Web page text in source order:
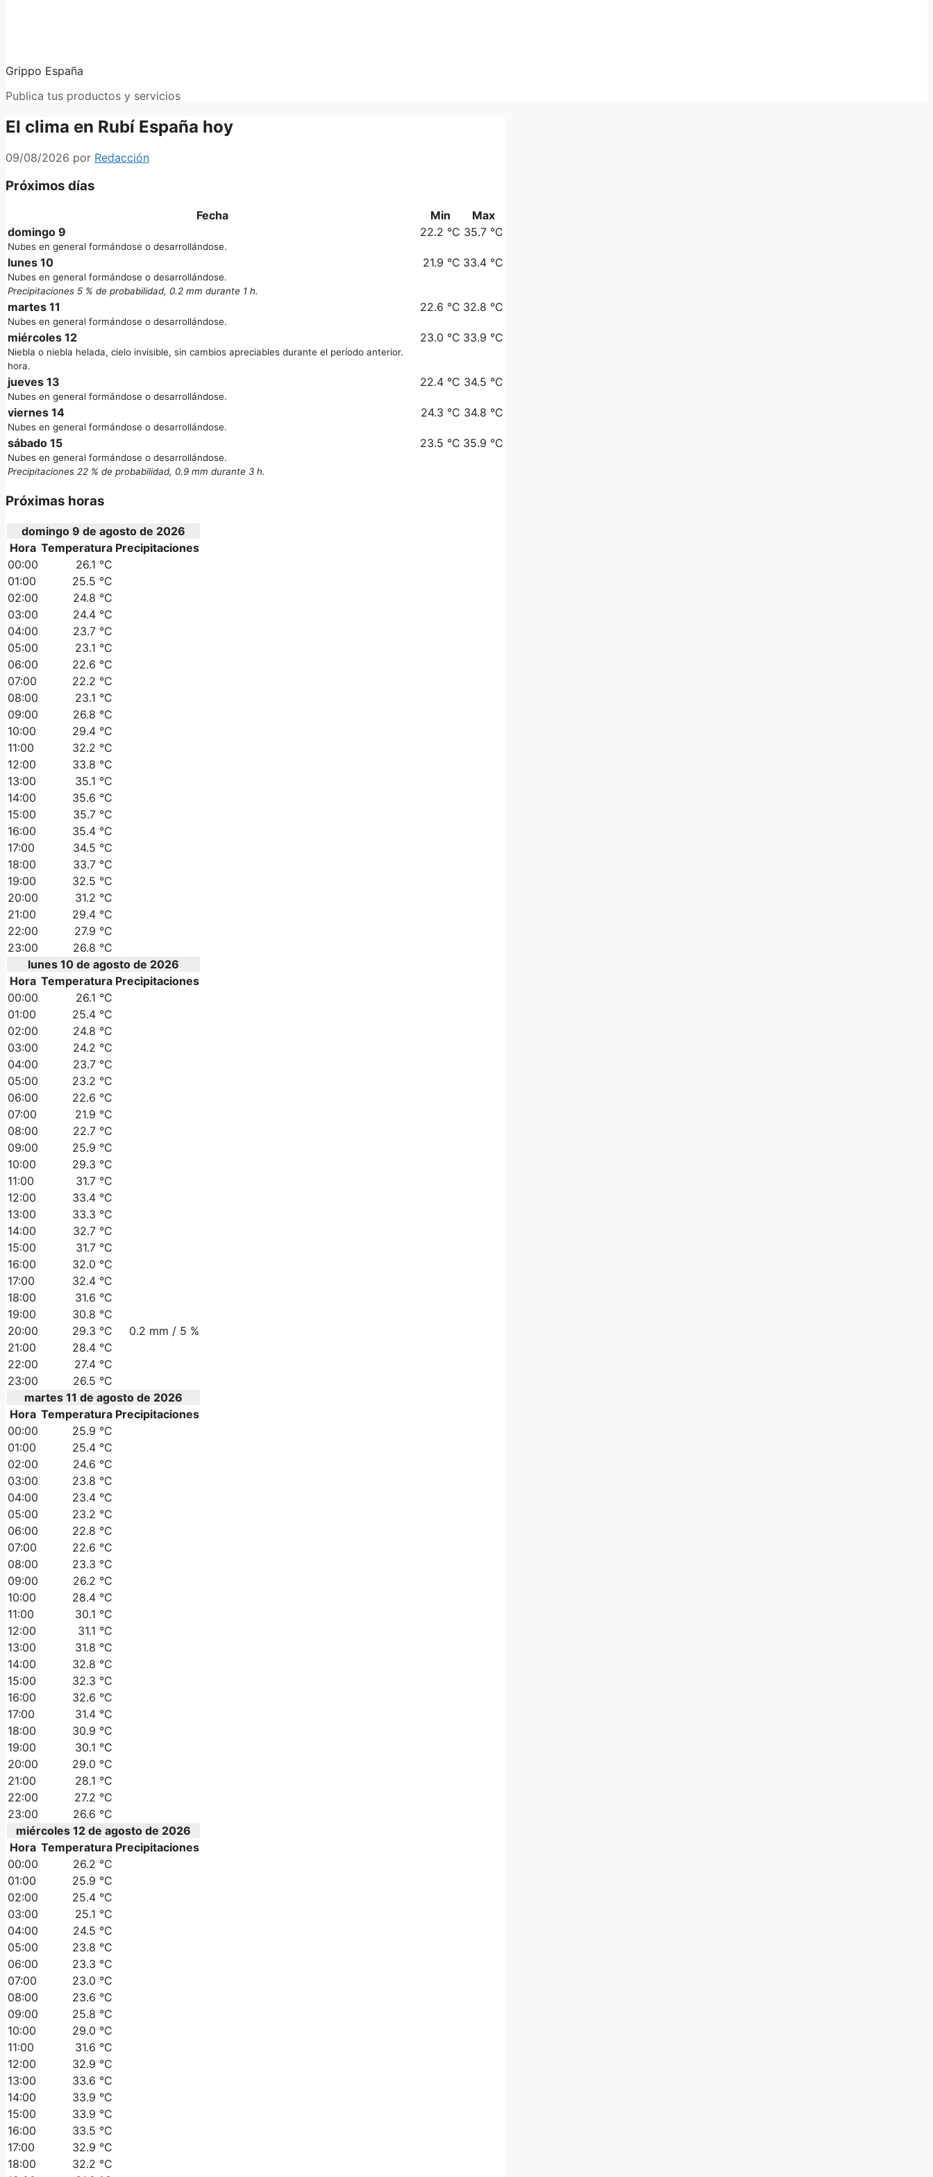
Grippo España
Publica tus productos y servicios
El clima en Rubí España hoy
09/08/2026 por Redacción
Próximos días
Fecha Min
Max
domingo 9
Nubes en general formándose o desarrollándose.
22.2 °C 35.7 °C
lunes 10
Nubes en general formándose o desarrollándose.
Precipitaciones 5 % de probabilidad, 0.2 mm durante 1 h.
21.9 °C 33.4 °C
martes 11
Nubes en general formándose o desarrollándose.
22.6 °C 32.8 °C
miércoles 12
Niebla o niebla helada, cielo invisible, sin cambios apreciables durante el período anterior.
hora.
23.0 °C 33.9 °C
jueves 13
Nubes en general formándose o desarrollándose.
22.4 °C 34.5 °C
viernes 14
Nubes en general formándose o desarrollándose.
24.3 °C 34.8 °C
sábado 15
Nubes en general formándose o desarrollándose.
Precipitaciones 22 % de probabilidad, 0.9 mm durante 3 h.
23.5 °C 35.9 °C
Próximas horas
domingo 9 de agosto de 2026
Hora Temperatura Precipitaciones
00:00
26.1 °C
01:00
25.5 °C
02:00
24.8 °C
03:00
24.4 °C
04:00
23.7 °C
05:00
23.1 °C
06:00
22.6 °C
07:00
22.2 °C
08:00
23.1 °C
09:00
26.8 °C
10:00
29.4 °C
11:00
32.2 °C
12:00
33.8 °C
13:00
35.1 °C
14:00
35.6 °C
15:00
35.7 °C
16:00
35.4 °C
17:00
34.5 °C
18:00
33.7 °C
19:00
32.5 °C
20:00
31.2 °C
21:00
29.4 °C
22:00
27.9 °C
23:00
26.8 °C
lunes 10 de agosto de 2026
Hora Temperatura Precipitaciones
00:00
26.1 °C
01:00
25.4 °C
02:00
24.8 °C
03:00
24.2 °C
04:00
23.7 °C
05:00
23.2 °C
06:00
22.6 °C
07:00
21.9 °C
08:00
22.7 °C
09:00
25.9 °C
10:00
29.3 °C
11:00
31.7 °C
12:00
33.4 °C
13:00
33.3 °C
14:00
32.7 °C
15:00
31.7 °C
16:00
32.0 °C
17:00
32.4 °C
18:00
31.6 °C
19:00
30.8 °C
20:00
29.3 °C
0.2 mm / 5 %
21:00
28.4 °C
22:00
27.4 °C
23:00
26.5 °C
martes 11 de agosto de 2026
Hora Temperatura Precipitaciones
00:00
25.9 °C
01:00
25.4 °C
02:00
24.6 °C
03:00
23.8 °C
04:00
23.4 °C
05:00
23.2 °C
06:00
22.8 °C
07:00
22.6 °C
08:00
23.3 °C
09:00
26.2 °C
10:00
28.4 °C
11:00
30.1 °C
12:00
31.1 °C
13:00
31.8 °C
14:00
32.8 °C
15:00
32.3 °C
16:00
32.6 °C
17:00
31.4 °C
18:00
30.9 °C
19:00
30.1 °C
20:00
29.0 °C
21:00
28.1 °C
22:00
27.2 °C
23:00
26.6 °C
miércoles 12 de agosto de 2026
Hora Temperatura Precipitaciones
00:00
26.2 °C
01:00
25.9 °C
02:00
25.4 °C
03:00
25.1 °C
04:00
24.5 °C
05:00
23.8 °C
06:00
23.3 °C
07:00
23.0 °C
08:00
23.6 °C
09:00
25.8 °C
10:00
29.0 °C
11:00
31.6 °C
12:00
32.9 °C
13:00
33.6 °C
14:00
33.9 °C
15:00
33.9 °C
16:00
33.5 °C
17:00
32.9 °C
18:00
32.2 °C